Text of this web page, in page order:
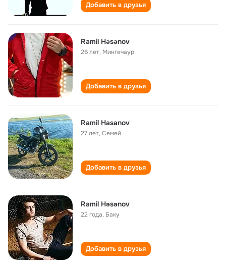
Добавить в друзья
Ramil Həsənov
26 лет, Мингечаур
Добавить в друзья
Ramil Hasanov
27 лет,Семей
Добавить в друзья
Ramil Həsənov
22 года, Баку
Добавить в друзья